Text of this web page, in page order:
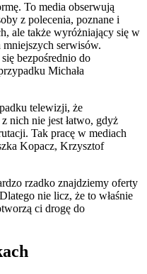
To media obserwują
z polecenia, poznane i
ale także wyróżniający się w
mniejszych serwisów.
bezpośrednio do
Michała
telewizji, że
nich nie jest łatwo, gdyż
Tak pracę w mediach
Kopacz, Krzysztof
rzadko znajdziemy oferty
nie licz, że to właśnie
ci drogę do